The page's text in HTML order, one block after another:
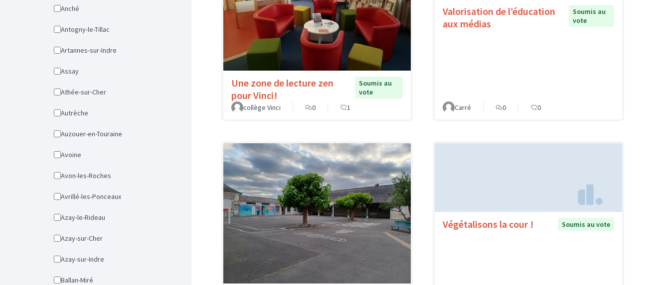
Anché
Antogny-le-Tillac
Artannes-sur-Indre
Assay
Athée-sur-Cher
Autrèche
Auzouer-en-Touraine
Avoine
Avon-les-Roches
Avrillé-les-Ponceaux
Azay-le-Rideau
Azay-sur-Cher
Azay-sur-Indre
Ballan-Miré
Une zone de lecture zen
pour Vinci!
Soumis au
vote
collège Vinci
0 1
Valorisation de l’éducation
aux médias
Soumis au
vote
Carré 0 0
Végétalisons la cour ! Soumis au vote